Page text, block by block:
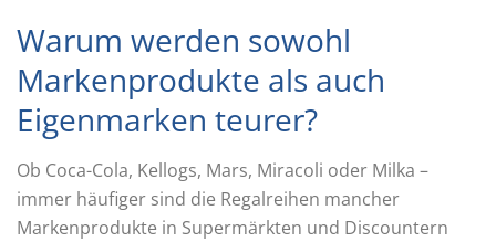
Warum werden sowohl
Markenprodukte als auch
Eigenmarken teurer?
Ob Coca-Cola, Kellogs, Mars, Miracoli oder Milka –
immer häufiger sind die Regalreihen mancher
Markenprodukte in Supermärkten und Discountern